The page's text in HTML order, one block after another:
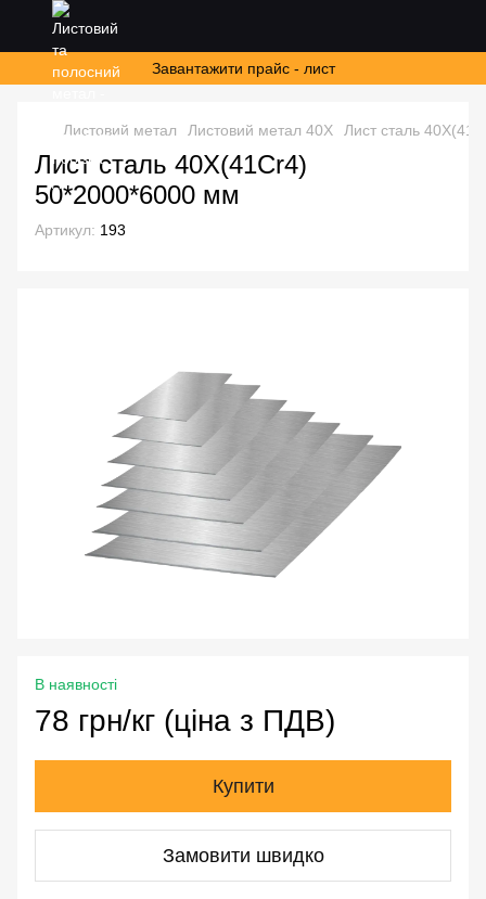
Завантажити прайс - лист
Листовий метал Листовий метал 40Х Лист сталь
Лист сталь 40Х(41Cr4)
50*2000*6000 мм
Артикул: 193
В наявності
78 грн/кг (ціна з ПДВ)
Купити
Замовити швидко